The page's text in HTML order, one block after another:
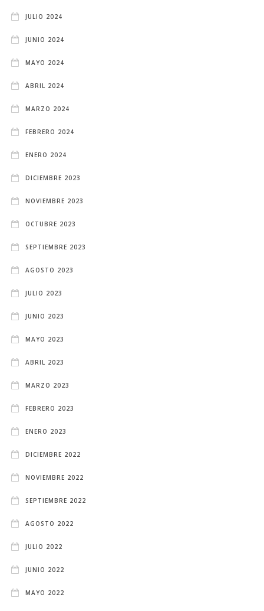
JULIO 2024
JUNIO 2024
MAYO 2024
ABRIL 2024
MARZO 2024
FEBRERO 2024
ENERO 2024
DICIEMBRE 2023
NOVIEMBRE 2023
OCTUBRE 2023
SEPTIEMBRE 2023
AGOSTO 2023
JULIO 2023
JUNIO 2023
MAYO 2023
ABRIL 2023
MARZO 2023
FEBRERO 2023
ENERO 2023
DICIEMBRE 2022
NOVIEMBRE 2022
SEPTIEMBRE 2022
AGOSTO 2022
JULIO 2022
JUNIO 2022
MAYO 2022